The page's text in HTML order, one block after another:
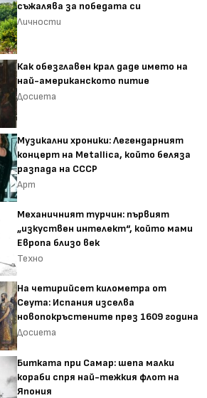
съжалява за победата си
Личности
Как обезглавен крал даде името на
най-американското питие
Досиета
Музикални хроники: Легендарният
концерт на Metallica, който беляза
разпада на СССР
Арт
Механичният турчин: първият
„изкуствен интелект“, който мами
Европа близо век
Техно
На четирийсет километра от
Сеута: Испания изселва
новопокръстените през 1609 година
Досиета
Битката при Самар: шепа малки
кораби спря най-тежкия флот на
Япония